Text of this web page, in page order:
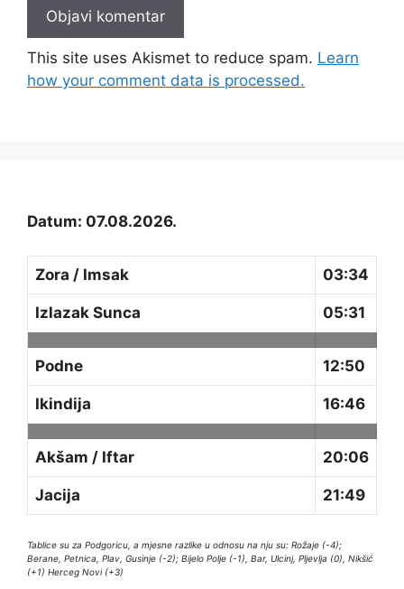
This site uses Akismet to reduce spam. Learn
how your comment data is processed.
Datum: 07.08.2026.
Zora / Imsak 03:34
Izlazak Sunca 05:31
Podne 12:50
Ikindija 16:46
Akšam / Iftar 20:06
Jacija 21:49
Tablice su za Podgoricu, a mjesne razlike u odnosu na nju su: Rožaje (-4);
Berane, Petnica, Plav, Gusinje (-2); Bijelo Polje (-1), Bar, Ulcinj, Pljevlja (0), Nikšić
(+1) Herceg Novi (+3)